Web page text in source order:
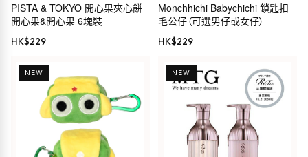
PISTA & TOKYO 開心果夾心餅
開心果&開心果 6塊裝
HK$229
Monchhichi Babychichi 鎖匙扣
毛公仔（可選男仔或女仔）
HK$229
NEW NEW